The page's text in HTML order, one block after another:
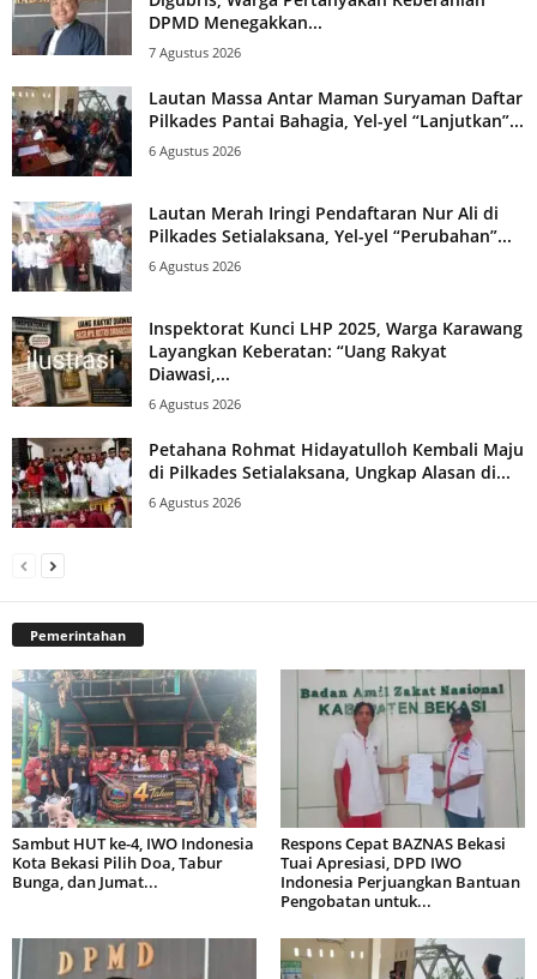
DPMD Menegakkan...
7 Agustus 2026
Lautan Massa Antar Maman Suryaman Daftar
Pilkades Pantai Bahagia, Yel-yel “Lanjutkan”...
6 Agustus 2026
Lautan Merah Iringi Pendaftaran Nur Ali di
Pilkades Setialaksana, Yel-yel “Perubahan”...
6 Agustus 2026
Inspektorat Kunci LHP 2025, Warga Karawang
Layangkan Keberatan: “Uang Rakyat
Diawasi,...
6 Agustus 2026
Petahana Rohmat Hidayatulloh Kembali Maju
di Pilkades Setialaksana, Ungkap Alasan di...
6 Agustus 2026
Pemerintahan
Sambut HUT ke-4, IWO Indonesia
Kota Bekasi Pilih Doa, Tabur
Bunga, dan Jumat...
Respons Cepat BAZNAS Bekasi
Tuai Apresiasi, DPD IWO
Indonesia Perjuangkan Bantuan
Pengobatan untuk...